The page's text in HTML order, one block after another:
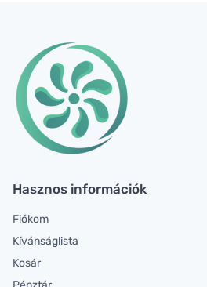
Hasznos információk
Fiókom
Kívánságlista
Kosár